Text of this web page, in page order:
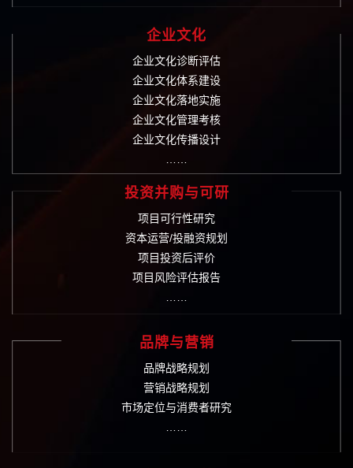
企业文化
企业文化诊断评估
企业文化体系建设
企业文化落地实施
企业文化管理考核
企业文化传播设计
投资并购与可研
项目可行性研究
资本运营/投融资规划
项目投资后评价
项目风险评估报告
品牌与营销
品牌战略规划
营销战略规划
市场定位与消费者研究